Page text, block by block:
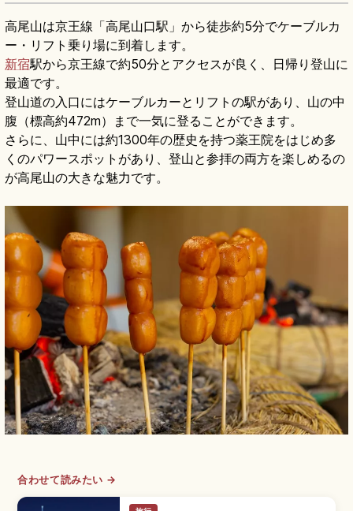
高尾山は京王線「高尾山口駅」から徒歩約5分でケーブルカ
ー・リフト乗り場に到着します。
新宿駅から京王線で約50分とアクセスが良く、日帰り登山に
最適です。
登山道の入口にはケーブルカーとリフトの駅があり、山の中
腹（標高約472m）まで一気に登ることができます。
さらに、山中には約1300年の歴史を持つ薬王院をはじめ多
くのパワースポットがあり、登山と参拝の両方を楽しめるの
が高尾山の大きな魅力です。
合わせて読みたい →